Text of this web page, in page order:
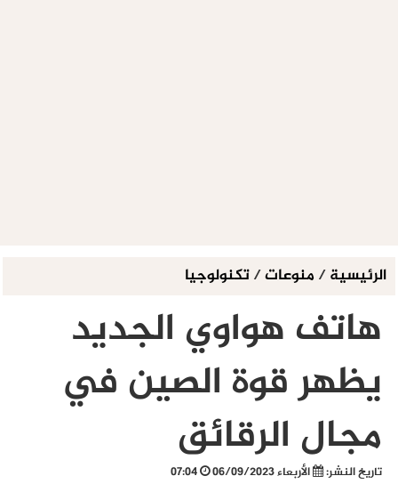
الرئيسية/ منوعات/تكنولوجيا
هاتف هواوي الجديد
يظهر قوة الصين في
مجال الرقائق
تاريخ النشر: الأربعاء 06/09/2023